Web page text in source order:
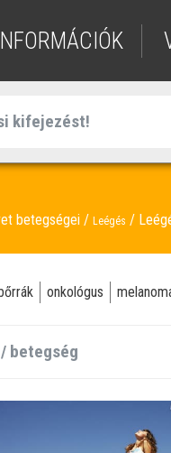
betegségei Leégés
onkológus